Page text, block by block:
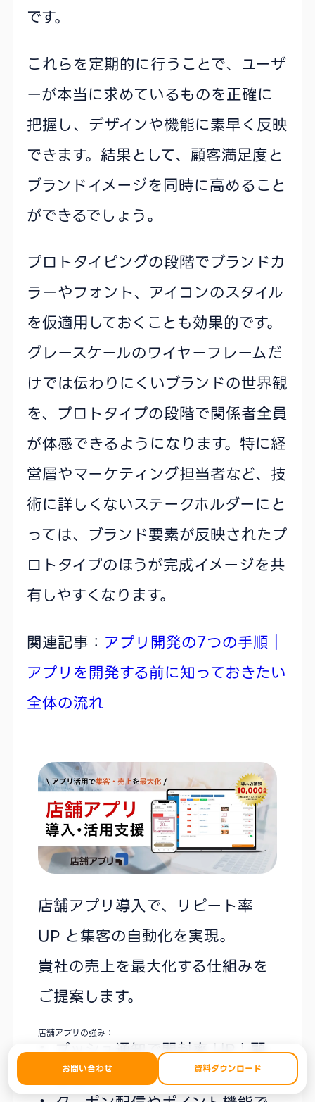
です。
これらを定期的に行うことで、ユーザ
ーが本当に求めているものを正確に
把握し、デザインや機能に素早く反映
できます。結果として、顧客満足度と
ブランドイメージを同時に高めること
ができるでしょう。
プロトタイピングの段階でブランドカ
ラーやフォント、アイコンのスタイル
を仮適用しておくことも効果的です。
グレースケールのワイヤーフレームだ
けでは伝わりにくいブランドの世界観
を、プロトタイプの段階で関係者全員
が体感できるようになります。特に経
営層やマーケティング担当者など、技
術に詳しくないステークホルダーにと
っては、ブランド要素が反映されたプ
ロトタイプのほうが完成イメージを共
有しやすくなります。
関連記事： アプリ開発の7つの手順｜
アプリを開発する前に知っておきたい
全体の流れ
店舗アプリ導入で、リピート率
UP と集客の自動化を実現。
貴社の売上を最大化する仕組みを
ご提案します。
店舗アプリの強み：
プッシュ通知で開封率 UP！顧
客接点を強化
お問い合わせ 資料ダウンロード